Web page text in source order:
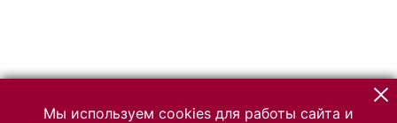
Мы используем cookies для работы сайта и